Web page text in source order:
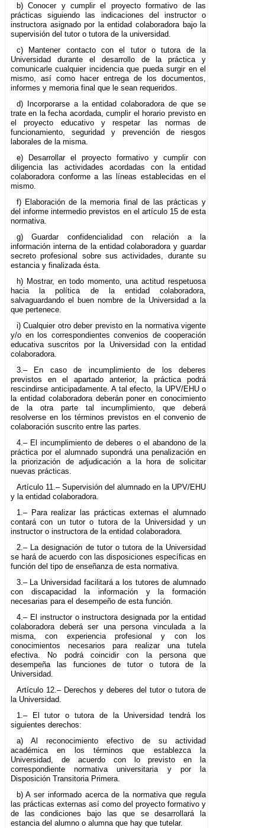
b) Conocer y cumplir el proyecto formativo de las
prácticas siguiendo las indicaciones del instructor o
instructora asignado por la entidad colaboradora bajo la
supervisión del tutor o tutora de la universidad.
c) Mantener contacto con el tutor o tutora de la
Universidad durante el desarrollo de la práctica y
comunicarle cualquier incidencia que pueda surgir en el
mismo, así como hacer entrega de los documentos,
informes y memoria final que le sean requeridos.
d) Incorporarse a la entidad colaboradora de que se
trate en la fecha acordada, cumplir el horario previsto en
el proyecto educativo y respetar las normas de
funcionamiento, seguridad y prevención de riesgos
laborales de la misma.
e) Desarrollar el proyecto formativo y cumplir con
diligencia las actividades acordadas con la entidad
colaboradora conforme a las líneas establecidas en el
mismo.
f) Elaboración de la memoria final de las prácticas y
del informe intermedio previstos en el artículo 15 de esta
normativa.
g) Guardar confidencialidad con relación a la
información interna de la entidad colaboradora y guardar
secreto profesional sobre sus actividades, durante su
estancia y finalizada ésta.
h) Mostrar, en todo momento, una actitud respetuosa
hacia la política de la entidad colaboradora,
salvaguardando el buen nombre de la Universidad a la
que pertenece.
i) Cualquier otro deber previsto en la normativa vigente
y/o en los correspondientes convenios de cooperación
educativa suscritos por la Universidad con la entidad
colaboradora.
3.– En caso de incumplimiento de los deberes
previstos en el apartado anterior, la práctica podrá
rescindirse anticipadamente. A tal efecto, la UPV/EHU o
la entidad colaboradora deberán poner en conocimiento
de la otra parte tal incumplimiento, que deberá
resolverse en los términos previstos en el convenio de
colaboración suscrito entre las partes.
4.– El incumplimiento de deberes o el abandono de la
práctica por el alumnado supondrá una penalización en
la priorización de adjudicación a la hora de solicitar
nuevas prácticas.
Artículo 11.– Supervisión del alumnado en la UPV/EHU
y la entidad colaboradora.
1.– Para realizar las prácticas externas el alumnado
contará con un tutor o tutora de la Universidad y un
instructor o instructora de la entidad colaboradora.
2.– La designación de tutor o tutora de la Universidad
se hará de acuerdo con las disposiciones específicas en
función del tipo de enseñanza de esta normativa.
3.– La Universidad facilitará a los tutores de alumnado
con discapacidad la información y la formación
necesarias para el desempeño de esta función.
4.– El instructor o instructora designada por la entidad
colaboradora deberá ser una persona vinculada a la
misma, con experiencia profesional y con los
conocimientos necesarios para realizar una tutela
efectiva. No podrá coincidir con la persona que
desempeña las funciones de tutor o tutora de la
Universidad.
Artículo 12.– Derechos y deberes del tutor o tutora de
la Universidad.
1.– El tutor o tutora de la Universidad tendrá los
siguientes derechos:
a) Al reconocimiento efectivo de su actividad
académica en los términos que establezca la
Universidad, de acuerdo con lo previsto en la
correspondiente normativa universitaria y por la
Disposición Transitoria Primera.
b) A ser informado acerca de la normativa que regula
las prácticas externas así como del proyecto formativo y
de las condiciones bajo las que se desarrollará la
estancia del alumno o alumna que hay que tutelar.